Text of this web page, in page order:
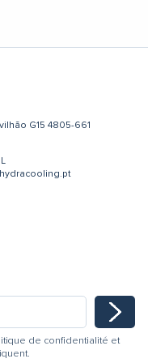
G15 4805-661
de confidentialité et